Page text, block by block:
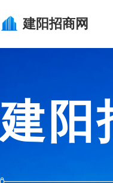
建阳招商网
建阳